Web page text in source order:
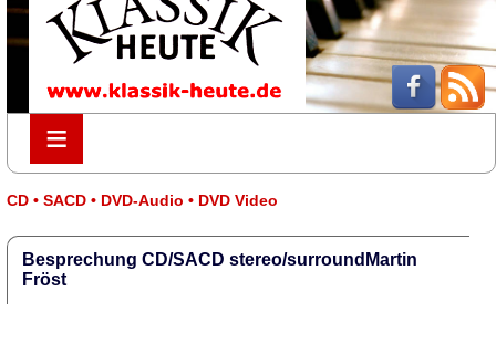
≡
≡
CD • SACD • DVD-Audio • DVD Video
Besprechung CD/SACD stereo/surroundMartin
Fröst